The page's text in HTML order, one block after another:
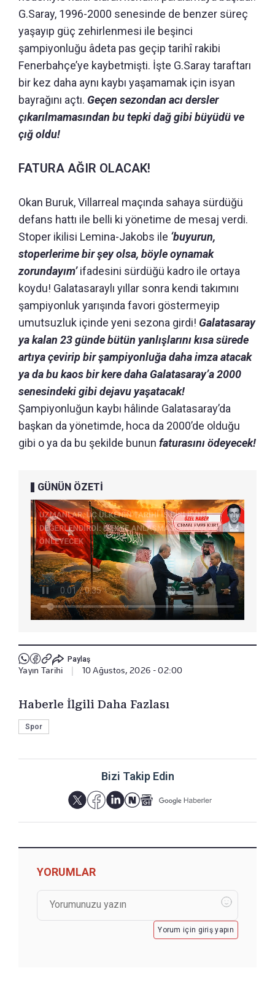
G.Saray, 1996-2000 senesinde de benzer süreç
yaşayıp güç zehirlenmesi ile beşinci
şampiyonluğu âdeta pas geçip tarihî rakibi
Fenerbahçe’ye kaybetmişti. İşte G.Saray taraftarı
bir kez daha aynı kaybı yaşamamak için isyan
bayrağını açtı. Geçen sezondan acı dersler
çıkarılmamasından bu tepki dağ gibi büyüdü ve
çığ oldu!
FATURA AĞIR OLACAK!
Okan Buruk, Villarreal maçında sahaya sürdüğü
defans hattı ile belli ki yönetime de mesaj verdi.
Stoper ikilisi Lemina-Jakobs ile ‘buyurun,
stoperlerime bir şey olsa, böyle oynamak
zorundayım’ifadesini sürdüğü kadro ile ortaya
koydu! Galatasaraylı yıllar sonra kendi takımını
şampiyonluk yarışında favori göstermeyip
umutsuzluk içinde yeni sezona girdi! Galatasaray
ya kalan 23 günde bütün yanlışlarını kısa sürede
artıya çevirip bir şampiyonluğa daha imza atacak
ya da bu kaos bir kere daha Galatasaray’a 2000
senesindeki gibi dejavu yaşatacak!
Şampiyonluğun kaybı hâlinde Galatasaray’da
başkan da yönetimde, hoca da 2000’de olduğu
gibi o ya da bu şekilde bunun faturasını ödeyecek!
GÜNÜN ÖZETİ
Paylaş
Yayın Tarihi 10 Ağustos, 2026 - 02:00
Haberle İlgili Daha Fazlası
Spor
Bizi Takip Edin
YORUMLAR
Yorum için giriş yapın